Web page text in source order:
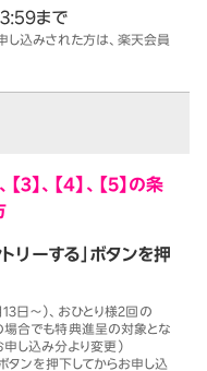
まで
込みされた方は、楽天会員
3】、【4】、【5】の条
リーする」ボタンを押
日～）、おひとり様2回の
合でも特典進呈の対象とな
し込み分より変更）
タンを押下してからお申し込